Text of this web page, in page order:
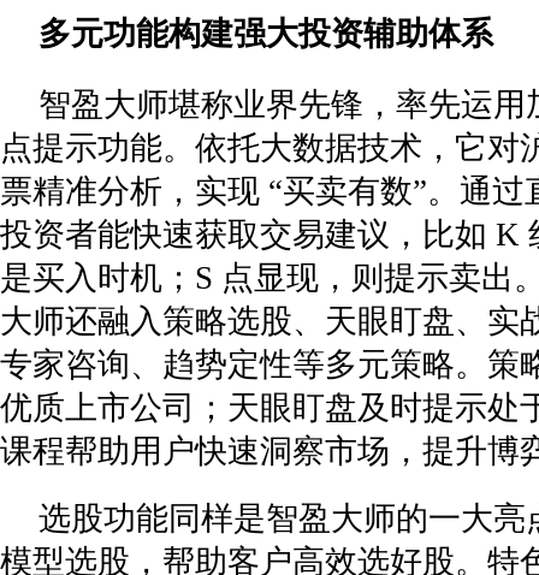
多元功能构建强大投资辅助体系
智盈大师堪称业界先锋，率先运
点提示功能。依托大数据技术，它对
票精准分析，实现 “买卖有数”。通过
投资者能快速获取交易建议，比如 K
是买入时机；S 点显现，则提示卖出
大师还融入策略选股、天眼盯盘、实
专家咨询、趋势定性等多元策略。策
优质上市公司；天眼盯盘及时提示处
课程帮助用户快速洞察市场，提升博
选股功能同样是智盈大师的一大
模型选股，帮助客户高效选好股。特